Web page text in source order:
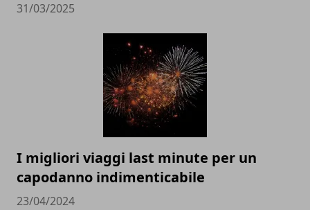
31/03/2025
I migliori viaggi last minute per un
capodanno indimenticabile
23/04/2024